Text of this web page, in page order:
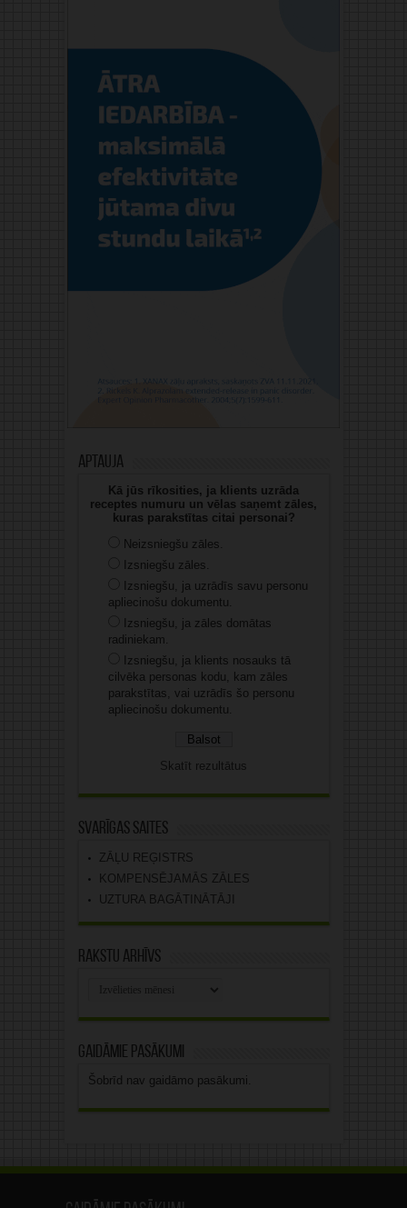
Aptauja
Kā jūs rīkosities, ja klients uzrāda
receptes numuru un vēlas saņemt zāles,
kuras parakstītas citai personai?
Neizsniegšu zāles.
Izsniegšu zāles.
Izsniegšu, ja uzrādīs savu personu
apliecinošu dokumentu.
Izsniegšu, ja zāles domātas
radiniekam.
Izsniegšu, ja klients nosauks tā
cilvēka personas kodu, kam zāles
parakstītas, vai uzrādīs šo personu
apliecinošu dokumentu.
Skatīt rezultātus
Svarīgas saites
ZĀĻU REĢISTRS
KOMPENSĒJAMĀS ZĀLES
UZTURA BAGĀTINĀTĀJI
Rakstu arhīvs
Gaidāmie pasākumi
Šobrīd nav gaidāmo pasākumi.